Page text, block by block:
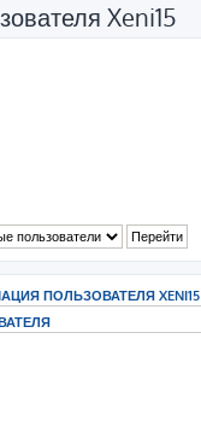
Xeni15
ПОЛЬЗОВАТЕЛЯ XENI15